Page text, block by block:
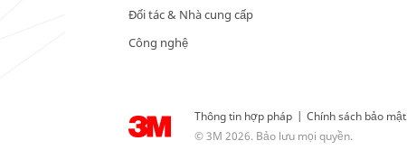
Đối tác & Nhà cung cấp
Công nghệ
Thông tin hợp pháp | Chính sách bảo mật
© 3M 2026. Bảo lưu mọi quyền.